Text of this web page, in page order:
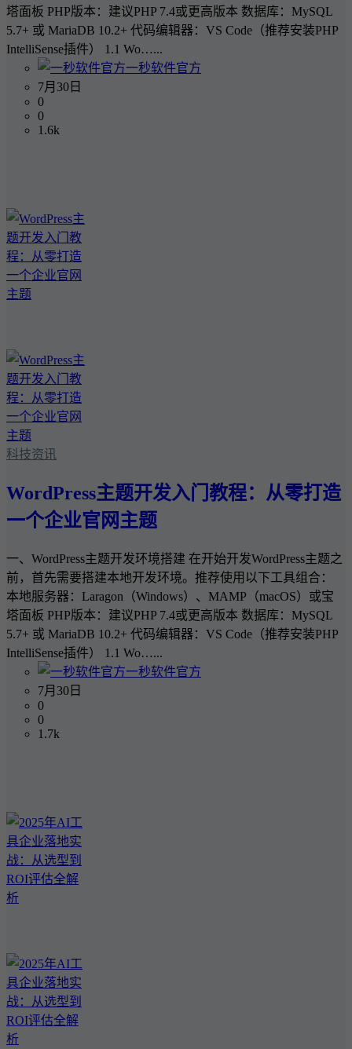
塔面板 PHP版本：建议PHP 7.4或更高版本 数据库：MySQL
5.7+ 或 MariaDB 10.2+ 代码编辑器：VS Code（推荐安装PHP
IntelliSense插件） 1.1 Wo…...
一秒软件官方
7月30日
0
0
1.6k
科技资讯
WordPress主题开发入门教程：从零打造
一个企业官网主题
一、WordPress主题开发环境搭建 在开始开发WordPress主题之
前，首先需要搭建本地开发环境。推荐使用以下工具组合：
本地服务器：Laragon（Windows）、MAMP（macOS）或宝
塔面板 PHP版本：建议PHP 7.4或更高版本 数据库：MySQL
5.7+ 或 MariaDB 10.2+ 代码编辑器：VS Code（推荐安装PHP
IntelliSense插件） 1.1 Wo…...
一秒软件官方
7月30日
0
0
1.7k